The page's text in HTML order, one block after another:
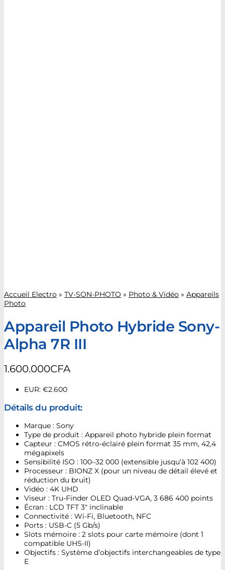
Accueil Electro » TV-SON-PHOTO » Photo & Vidéo » Appareils
Photo
Appareil Photo Hybride Sony-
Alpha 7R III
1.600.000CFA
EUR: €2.600
Détails du produit:
Marque : Sony
Type de produit : Appareil photo hybride plein format
Capteur : CMOS rétro-éclairé plein format 35 mm, 42,4
mégapixels
Sensibilité ISO : 100–32 000 (extensible jusqu’à 102 400)
Processeur : BIONZ X (pour un niveau de détail élevé et
réduction du bruit)
Vidéo : 4K UHD
Viseur : Tru-Finder OLED Quad-VGA, 3 686 400 points
Écran : LCD TFT 3″ inclinable
Connectivité : Wi-Fi, Bluetooth, NFC
Ports : USB-C (5 Gb/s)
Slots mémoire : 2 slots pour carte mémoire (dont 1
compatible UHS-II)
Objectifs : Système d’objectifs interchangeables de type
E